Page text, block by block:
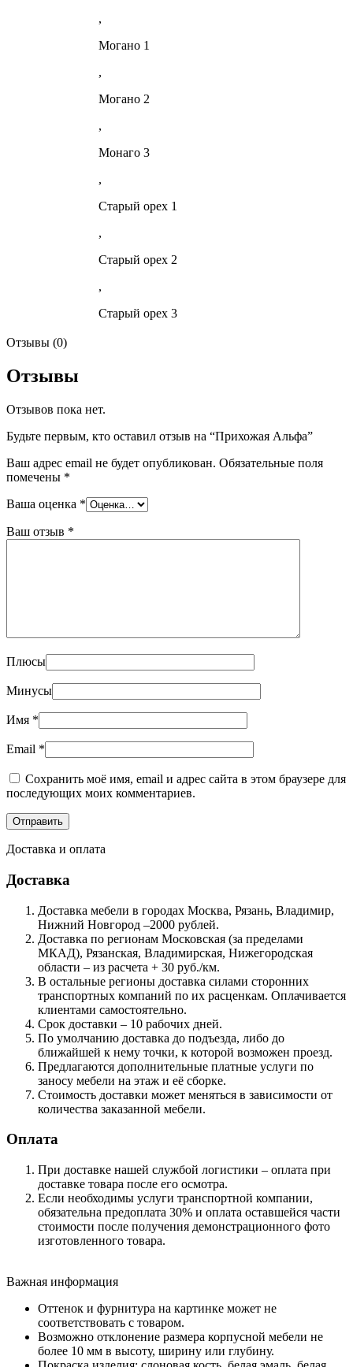
,
Могано 1
,
Могано 2
,
Монаго 3
,
Старый орех 1
,
Старый орех 2
,
Старый орех 3
Отзывы (0)
Отзывы
Отзывов пока нет.
Будьте первым, кто оставил отзыв на “Прихожая Альфа”
Ваш адрес email не будет опубликован. Обязательные поля
помечены *
Ваша оценка *
Ваш отзыв *
Плюсы
Минусы
Имя *
Email *
Сохранить моё имя, email и адрес сайта в этом браузере для
последующих моих комментариев.
Доставка и оплата
Доставка
Доставка мебели в городах Москва, Рязань, Владимир,
Нижний Новгород –2000 рублей.
Доставка по регионам Московская (за пределами
МКАД), Рязанская, Владимирская, Нижегородская
области – из расчета + 30 руб./км.
В остальные регионы доставка силами сторонних
транспортных компаний по их расценкам. Оплачивается
клиентами самостоятельно.
Срок доставки – 10 рабочих дней.
По умолчанию доставка до подъезда, либо до
ближайшей к нему точки, к которой возможен проезд.
Предлагаются дополнительные платные услуги по
заносу мебели на этаж и её сборке.
Стоимость доставки может меняться в зависимости от
количества заказанной мебели.
Оплата
При доставке нашей службой логистики – оплата при
доставке товара после его осмотра.
Если необходимы услуги транспортной компании,
обязательна предоплата 30% и оплата оставшейся части
стоимости после получения демонстрационного фото
изготовленного товара.
Важная информация
Оттенок и фурнитура на картинке может не
соответствовать с товаром.
Возможно отклонение размера корпусной мебели не
более 10 мм в высоту, ширину или глубину.